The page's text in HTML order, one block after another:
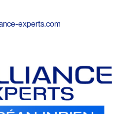
experts.com